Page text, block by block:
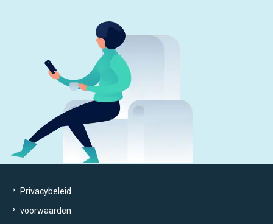
Privacybeleid
voorwaarden